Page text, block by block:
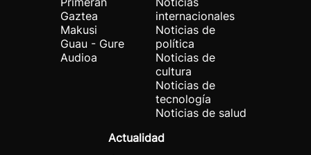
Gaztea
Makusi
Guau - Gure
Audioa
internacionales
Noticias de
política
Noticias de
cultura
Noticias de
tecnología
Noticias de salud
Actualidad